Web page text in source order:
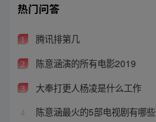
热门问答
1 腾讯排第几
2 陈意涵演的所有电影2019
3 大奉打更人杨凌是什么工作
4 陈意涵最火的5部电视剧有哪些